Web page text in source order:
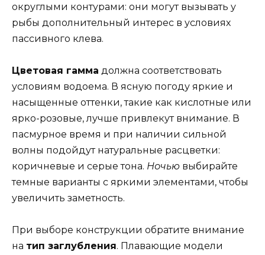
округлыми контурами: они могут вызывать у
рыбы дополнительный интерес в условиях
пассивного клева.
Цветовая гамма должна соответствовать
условиям водоема. В ясную погоду яркие и
насыщенные оттенки, такие как кислотные или
ярко-розовые, лучше привлекут внимание. В
пасмурное время и при наличии сильной
волны подойдут натуральные расцветки:
коричневые и серые тона. Ночью выбирайте
темные варианты с яркими элементами, чтобы
увеличить заметность.
При выборе конструкции обратите внимание
на тип заглубления. Плавающие модели